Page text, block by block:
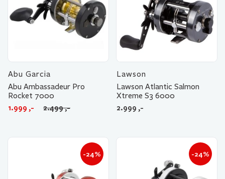
Abu Garcia
Abu Ambassadeur Pro
Rocket 7000
2.499,-
Opprinnelig
1.999 ,-
Nåværende
Lawson
Lawson Atlantic Salmon
Xtreme S3 6000
2.999 ,-
-24% -24%